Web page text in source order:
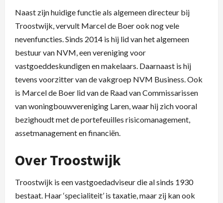
Naast zijn huidige functie als algemeen directeur bij
Troostwijk, vervult Marcel de Boer ook nog vele
nevenfuncties. Sinds 2014 is hij lid van het algemeen
bestuur van NVM, een vereniging voor
vastgoeddeskundigen en makelaars. Daarnaast is hij
tevens voorzitter van de vakgroep NVM Business. Ook
is Marcel de Boer lid van de Raad van Commissarissen
van woningbouwvereniging Laren, waar hij zich vooral
bezighoudt met de portefeuilles risicomanagement,
assetmanagement en financiën.
Over Troostwijk
Troostwijk is een vastgoedadviseur die al sinds 1930
bestaat. Haar ‘specialiteit’ is taxatie, maar zij kan ook